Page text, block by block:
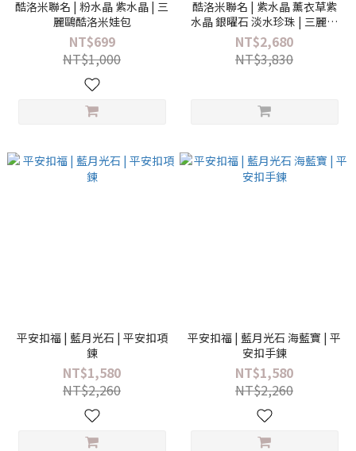
酷洛米聯名 | 粉水晶 紫水晶 | 三
麗鷗酷洛米娃包
NT$699
NT$1,000
酷洛米聯名 | 紫水晶 薰衣草紫
水晶 銀曜石 淡水珍珠 | 三麗鷗
酷洛米水晶手鍊
NT$2,680
NT$3,830
平安扣福 | 藍月光石 | 平安扣項
鍊
NT$1,580
NT$2,260
平安扣福 | 藍月光石 海藍寶 | 平
安扣手鍊
NT$1,580
NT$2,260